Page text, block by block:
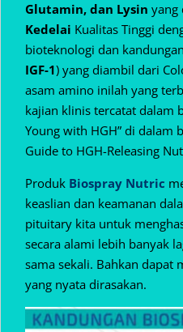
Glutamin, dan Lysin yang
Kedelai Kualitas Tinggi
bioteknologi dan
IGF-1) yang diambil dari
asam amino inilah yang
kajian klinis tercatat dalam
Young with HGH” di dalam
Guide to HGH-Releasing
Produk Biospray Nutric
keaslian dan keamanan
pituitary kita untuk
secara alami lebih banyak
sama sekali. Bahkan dapat
yang nyata dirasakan.